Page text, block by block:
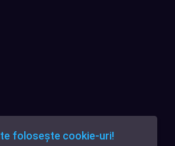
folosește cookie-uri!